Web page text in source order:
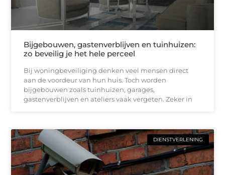
Bijgebouwen, gastenverblijven en tuinhuizen:
zo beveilig je het hele perceel
Bij woningbeveiliging denken veel mensen direct
aan de voordeur van hun huis. Toch worden
bijgebouwen zoals tuinhuizen, garages,
gastenverblijven en ateliers vaak vergeten. Zeker in
DIENSTVERLENING